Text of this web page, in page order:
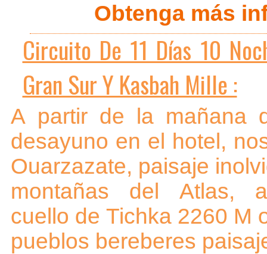
Obtenga más
Circuito De 11 Días 10
Gran Sur Y Kasbah Mille :
A partir de la mañana
desayuno en el hotel,
Ouarzazate, paisaje
montañas del Atlas,
cuello de Tichka 2260 M
pueblos bereberes